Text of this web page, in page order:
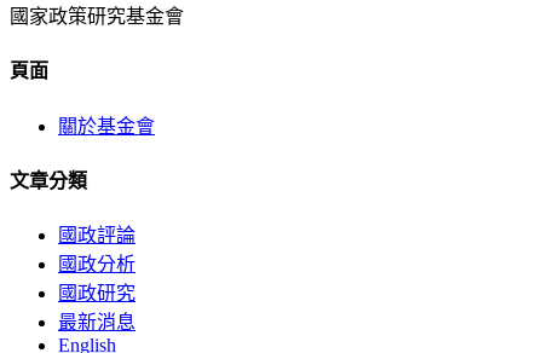
國家政策研究基金會
頁面
關於基金會
文章分類
國政評論
國政分析
國政研究
最新消息
English